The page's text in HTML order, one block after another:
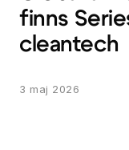
finns
cleantech
3 maj 2026